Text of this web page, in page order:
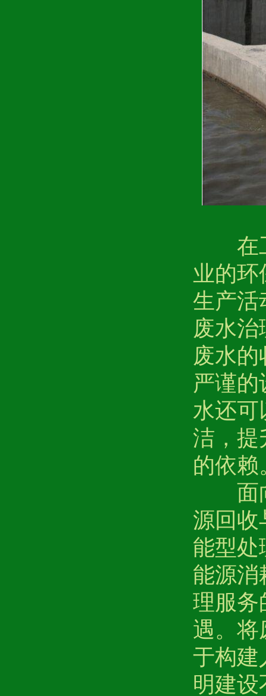
在工
业的环
生产活
废水
废水
严谨
水还可
洁，提
的依赖
面
源回收
能型处
能源消
理服务
遇。将
于构建
明建设